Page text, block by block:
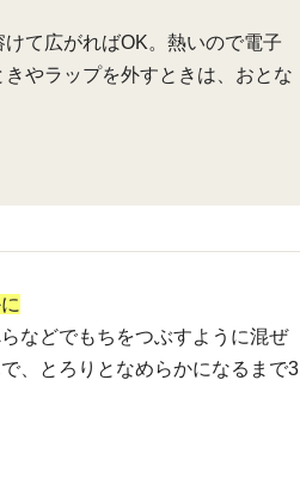
て広がればOK。熱いので電子
やラップを外すときは、おとな
などでもちをつぶすように混ぜ
、とろりとなめらかになるまで3